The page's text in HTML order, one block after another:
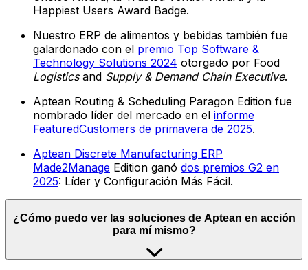
Happiest Users Award Badge.
Nuestro ERP de alimentos y bebidas también fue
galardonado con el premio Top Software &
Technology Solutions 2024 otorgado por Food
Logisticsand Supply & Demand Chain Executive.
Aptean Routing & Scheduling Paragon Edition fue
nombrado líder del mercado en el informe
FeaturedCustomers de primavera de 2025.
Aptean Discrete Manufacturing ERP
Made2Manage Edition ganó dos premios G2 en
2025: Líder y Configuración Más Fácil.
¿Cómo puedo ver las soluciones de Aptean en acción
para mí mismo?